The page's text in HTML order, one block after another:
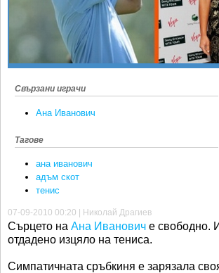
КЛУБОВЕ
ЖЪЛТО
Спорт&Фитнес
Свързани играчи
Ана Иванович
Тагове
ана иванович
адъм скот
тенис
07-09-2010 00:20 | Николай Драгиев
Сърцето на Ана Иванович е свободно.
отдадено изцяло на тениса.
Симпатичната сръбкиня е зарязала